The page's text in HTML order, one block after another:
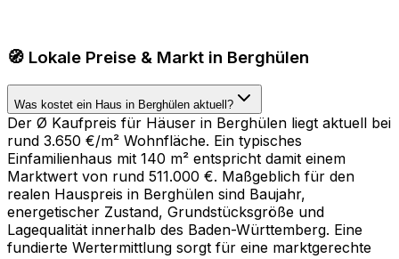
🧭 Lokale Preise & Markt in Berghülen
Was kostet ein Haus in Berghülen aktuell?
Der Ø Kaufpreis für Häuser in Berghülen liegt aktuell bei
rund 3.650 €/m² Wohnfläche. Ein typisches
Einfamilienhaus mit 140 m² entspricht damit einem
Marktwert von rund 511.000 €. Maßgeblich für den
realen Hauspreis in Berghülen sind Baujahr,
energetischer Zustand, Grundstücksgröße und
Lagequalität innerhalb des Baden-Württemberg. Eine
fundierte Wertermittlung sorgt für eine marktgerechte